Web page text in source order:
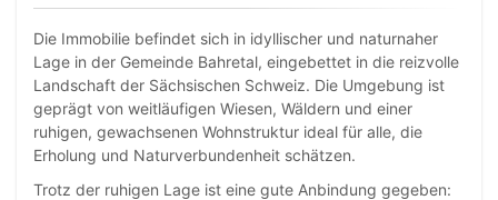
Die Immobilie befindet sich in idyllischer und naturnaher
Lage in der Gemeinde Bahretal, eingebettet in die reizvolle
Landschaft der Sächsischen Schweiz. Die Umgebung ist
geprägt von weitläufigen Wiesen, Wäldern und einer
ruhigen, gewachsenen Wohnstruktur ideal für alle, die
Erholung und Naturverbundenheit schätzen.
Trotz der ruhigen Lage ist eine gute Anbindung gegeben: